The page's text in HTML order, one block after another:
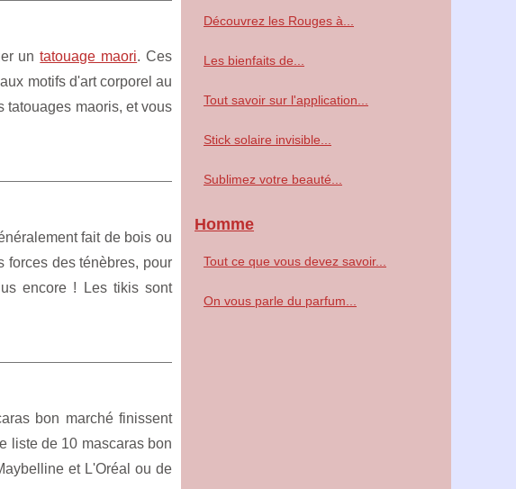
untatouage maori. Ces
motifs d'art corporel au
tatouages maoris, et vous
fait de bois ou
forces des ténèbres, pour
encore ! Les tikis sont
bon marché finissent
liste de 10 mascaras bon
et L'Oréal ou de
Découvrez les Rouges à...
Les bienfaits de...
Tout savoir sur l'application...
Stick solaire invisible...
Sublimez votre beauté...
Homme
Tout ce que vous devez savoir...
On vous parle du parfum...